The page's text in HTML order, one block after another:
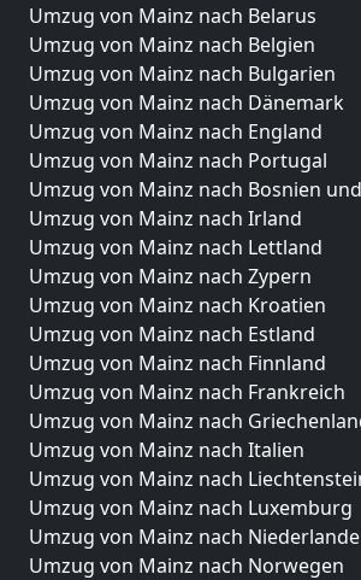
Umzug von Mainz nach Belarus
Umzug von Mainz nach Belgien
Umzug von Mainz nach Bulgarien
Umzug von Mainz nach Dänemark
Umzug von Mainz nach England
Umzug von Mainz nach Portugal
Umzug von Mainz nach Bosnien
Umzug von Mainz nach Irland
Umzug von Mainz nach Lettland
Umzug von Mainz nach Zypern
Umzug von Mainz nach Kroatien
Umzug von Mainz nach Estland
Umzug von Mainz nach Finnland
Umzug von Mainz nach Frankreich
Umzug von Mainz nach
Umzug von Mainz nach Italien
Umzug von Mainz nach
Umzug von Mainz nach Luxemburg
Umzug von Mainz nach Niederlande
Umzug von Mainz nach Norwegen